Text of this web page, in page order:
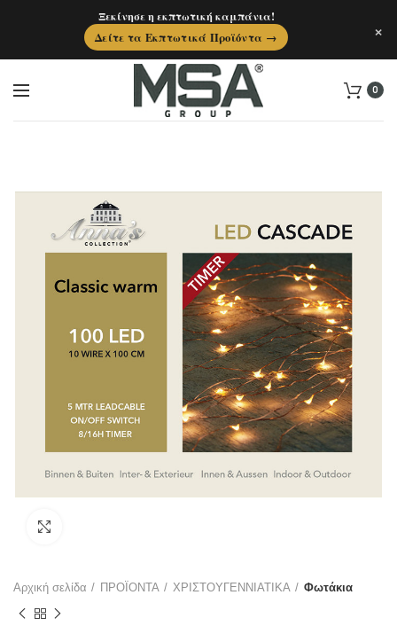
0
Αρχική σελίδα ΠΡΟΪΟΝΤΑ ΧΡΙΣΤΟΥΓΕΝΝΙΑΤΙΚΑ Φωτάκια
Ξεκίνησε η εκπτωτική καμπάνια!
Δείτε τα Εκπτωτικά Προϊόντα →
×